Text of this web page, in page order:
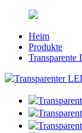
Heim
Produkte